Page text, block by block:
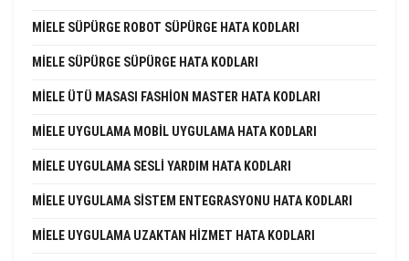
MIELE SÜPÜRGE ROBOT SÜPÜRGE HATA KODLARI
MIELE SÜPÜRGE SÜPÜRGE HATA KODLARI
MIELE ÜTÜ MASASI FASHION MASTER HATA KODLARI
MIELE UYGULAMA MOBIL UYGULAMA HATA KODLARI
MIELE UYGULAMA SESLI YARDIM HATA KODLARI
MIELE UYGULAMA SISTEM ENTEGRASYONU HATA KODLARI
MIELE UYGULAMA UZAKTAN HIZMET HATA KODLARI